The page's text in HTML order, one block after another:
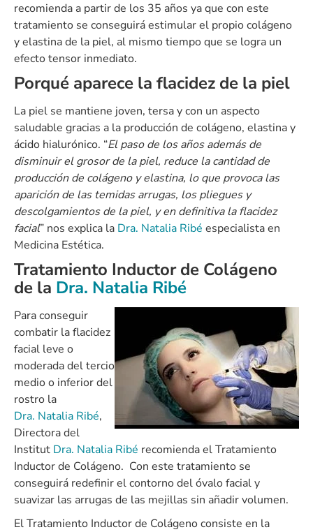
recomienda a partir de los 35 años ya que con este
tratamiento se conseguirá estimular el propio colágeno
y elastina de la piel, al mismo tiempo que se logra un
efecto tensor inmediato.
Porqué aparece la flacidez de la piel
La piel se mantiene joven, tersa y con un aspecto
saludable gracias a la producción de colágeno, elastina y
ácido hialurónico. “El paso de los años además de
disminuir el grosor de la piel, reduce la cantidad de
producción de colágeno y elastina, lo que provoca las
aparición de las temidas arrugas, los pliegues y
descolgamientos de la piel, y en definitiva la flacidez
facial” nos explica la Dra. Natalia Ribé especialista en
Medicina Estética.
Tratamiento Inductor de Colágeno
de la Dra. Natalia Ribé
Para conseguir
combatir la flacidez
facial leve o
moderada del tercio
medio o inferior del
rostro la
Dra. Natalia Ribé,
Directora del
Institut Dra. Natalia Ribé recomienda el Tratamiento
Inductor de Colágeno. Con este tratamiento se
conseguirá redefinir el contorno del óvalo facial y
suavizar las arrugas de las mejillas sin añadir volumen.
El Tratamiento Inductor de Colágeno consiste en la